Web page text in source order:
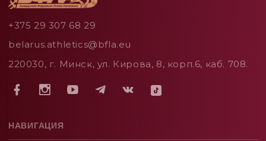
+375 29 307 68 29
belarus.athletics@bfla.eu
220030, г. Минск, ул. Кирова, 8, корп.6, каб. 708.
НАВИГАЦИЯ